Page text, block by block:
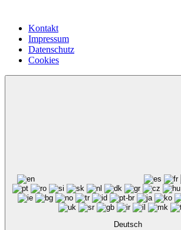
Kontakt
Impressum
Datenschutz
Cookies
Deutsch